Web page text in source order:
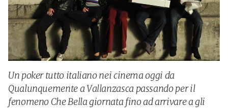
Un poker tutto italiano nei cinema oggi da
Qualunquemente a Vallanzasca passando per il
fenomeno Che Bella giornata fino ad arrivare a gli